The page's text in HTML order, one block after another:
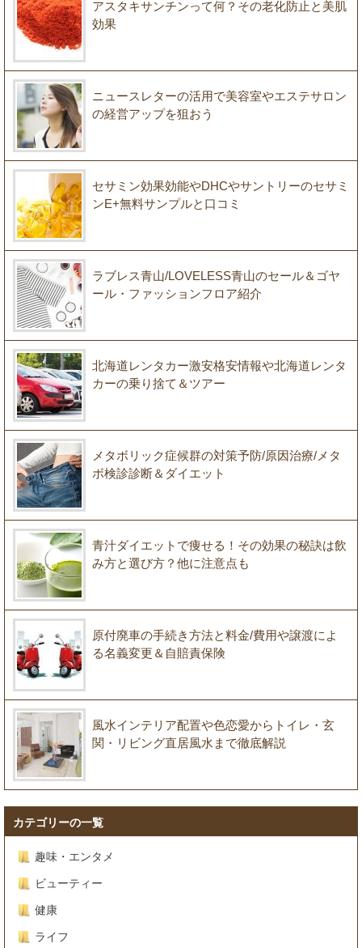
アスタキサンチンって何？その老化防止と美肌
効果
ニュースレターの活用で美容室やエステサロン
の経営アップを狙おう
セサミン効果効能やDHCやサントリーのセサミ
ンE+無料サンプルと口コミ
ラブレス青山/LOVELESS青山のセール＆ゴヤ
ール・ファッションフロア紹介
北海道レンタカー激安格安情報や北海道レンタ
カーの乗り捨て＆ツアー
メタボリック症候群の対策予防/原因治療/メタ
ボ検診診断＆ダイエット
青汁ダイエットで痩せる！その効果の秘訣は飲
み方と選び方？他に注意点も
原付廃車の手続き方法と料金/費用や譲渡によ
る名義変更＆自賠責保険
風水インテリア配置や色恋愛からトイレ・玄
関・リビング直居風水まで徹底解説
カテゴリーの一覧
趣味・エンタメ
ビューティー
健康
ライフ